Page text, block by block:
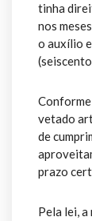
tinha
nos
o auxílio
vetado
de
prazo
Pela lei, a